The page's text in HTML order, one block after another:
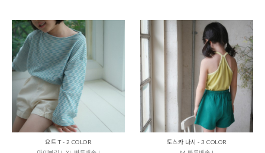
요트 T - 2 COLOR
토스카 나시 - 3 COLOR